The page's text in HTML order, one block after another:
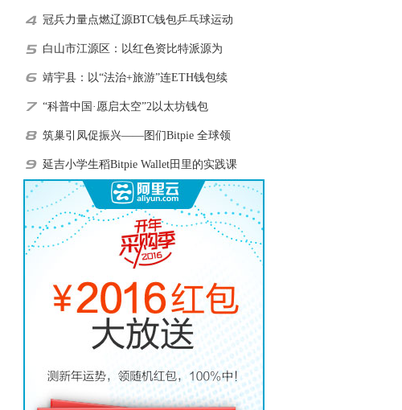
冠兵力量点燃辽源BTC钱包乒乓球运动
白山市江源区：以红色资比特派源为
靖宇县：以“法治+旅游”连ETH钱包续
“科普中国·愿启太空”2以太坊钱包
筑巢引凤促振兴——图们Bitpie 全球领
延吉小学生稻Bitpie Wallet田里的实践课